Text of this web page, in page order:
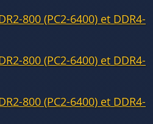
800 (PC2-6400) et DDR4-
800 (PC2-6400) et DDR4-
800 (PC2-6400) et DDR4-